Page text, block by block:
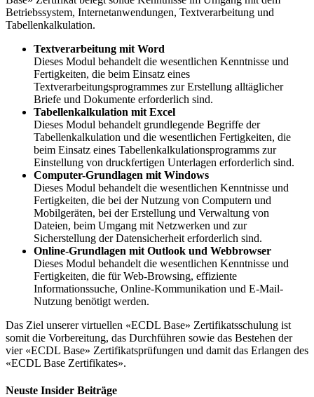
Betriebssystem, Internetanwendungen, Textverarbeitung und
Tabellenkalkulation.
Textverarbeitung mit Word
Dieses Modul behandelt die wesentlichen Kenntnisse und
Fertigkeiten, die beim Einsatz eines
Textverarbeitungsprogrammes zur Erstellung alltäglicher
Briefe und Dokumente erforderlich sind.
Tabellenkalkulation mit Excel
Dieses Modul behandelt grundlegende Begriffe der
Tabellenkalkulation und die wesentlichen Fertigkeiten, die
beim Einsatz eines Tabellenkalkulationsprogramms zur
Einstellung von druckfertigen Unterlagen erforderlich sind.
Computer-Grundlagen mit Windows
Dieses Modul behandelt die wesentlichen Kenntnisse und
Fertigkeiten, die bei der Nutzung von Computern und
Mobilgeräten, bei der Erstellung und Verwaltung von
Dateien, beim Umgang mit Netzwerken und zur
Sicherstellung der Datensicherheit erforderlich sind.
Online-Grundlagen mit Outlook und Webbrowser
Dieses Modul behandelt die wesentlichen Kenntnisse und
Fertigkeiten, die für Web-Browsing, effiziente
Informationssuche, Online-Kommunikation und E-Mail-
Nutzung benötigt werden.
Das Ziel unserer virtuellen «ECDL Base» Zertifikatsschulung ist
somit die Vorbereitung, das Durchführen sowie das Bestehen der
vier «ECDL Base» Zertifikatsprüfungen und damit das Erlangen des
«ECDL Base Zertifikates».
Neuste Insider Beiträge